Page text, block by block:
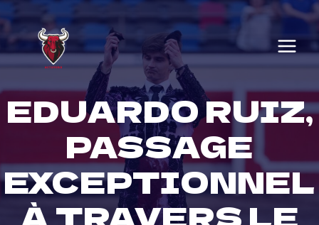
content
EDUARDO RUIZ,
PASSAGE
EXCEPTIONNEL
À TRAVERS LE